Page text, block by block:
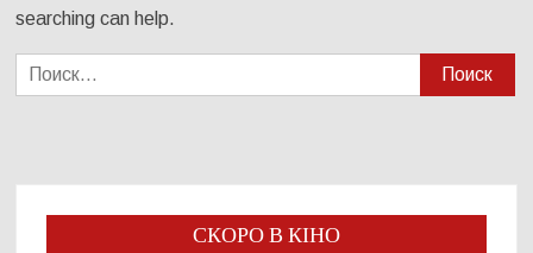
searching can help.
Найти:
СКОРО В КІНО